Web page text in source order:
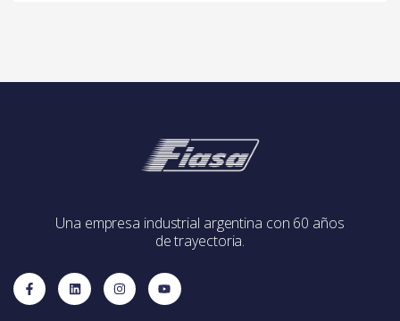
Una empresa industrial argentina con 60 años
de trayectoria.